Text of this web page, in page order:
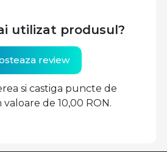
utilizat produsul?
review
si castiga puncte de
valoare de 10,00 RON.